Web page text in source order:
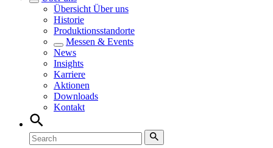
Übersicht Über uns
Historie
Produktionsstandorte
Messen & Events
News
Insights
Karriere
Aktionen
Downloads
Kontakt